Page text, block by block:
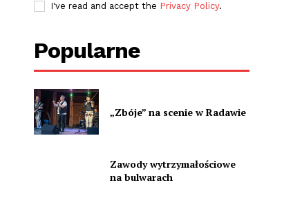
I've read and accept the Privacy Policy.
Popularne
„Zbóje” na scenie w Radawie
Zawody wytrzymałościowe
na bulwarach